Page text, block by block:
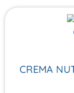
CREMA